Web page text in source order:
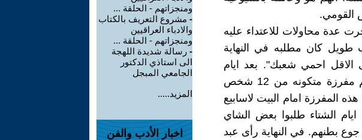
القومي.
عدة محاولات للاعتداء عليه
كان مطلبه في النهاية
الاقل احمي شعبك". بعد ايام
ارسل رئيس الجمهورية العراقية عبد الكريم قاسم مفرزة متكونه من 12 شخص
المفرزة امام البيت لاسابيع
ايام الشتاء طلبوا بعض الشاي
بطنهم. في النهاية رأى عبد
ومنجزاتهم - الحلقة ...
- مشروع التعريف بالكتاب
والادباء العراقيين
ومنجزاتهم - الحلقة ...
- رسالة شديدة اللهجة
الى استاذي الدكتور
الجامعي المبجل
المزيد.....
اخبار الأدب والفن